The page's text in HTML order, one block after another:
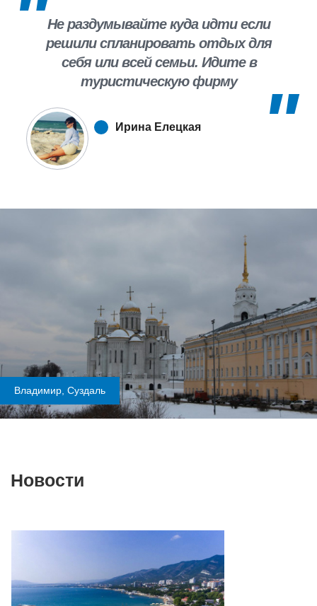
Не раздумывайте куда идти если
решили спланировать отдых для
себя или всей семьи. Идите в
туристическую фирму
познавательную поездку в Санкт-
Петербург! Мне всё понравилось!
Ирина Елецкая
Владимир, Суздаль
Новости